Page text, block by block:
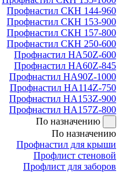
Профнастил СКН 144-960
Профнастил СКН 153-900
Профнастил СКН 157-800
Профнастил СКН 250-600
Профнастил НА50Z-600
Профнастил НА60Z-845
Профнастил НА90Z-1000
Профнастил НА114Z-750
Профнастил НА153Z-900
Профнастил НА157Z-800
По назначению
По назначению
Профнастил для крыши
Профлист стеновой
Профлист для заборов